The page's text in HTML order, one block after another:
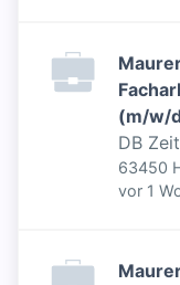
(m/w/
DB
63450
vor 1